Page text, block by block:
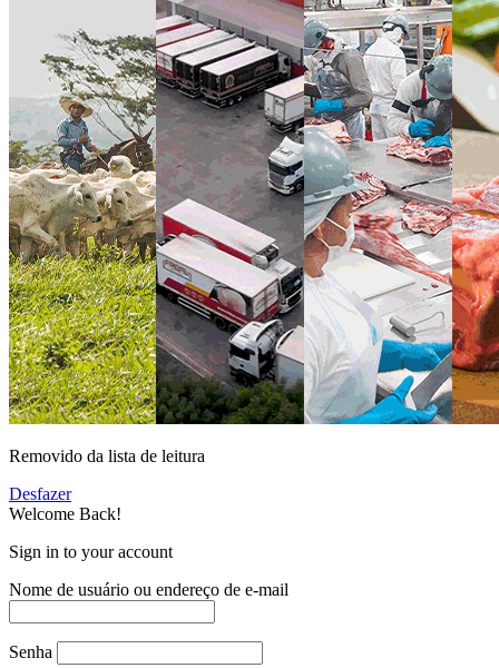
Removido da lista de leitura
Desfazer
Welcome Back!
Sign in to your account
Nome de usuário ou endereço de e-mail
Senha